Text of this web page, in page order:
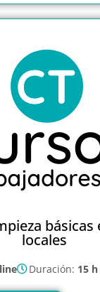
básicas
locales
Duración: 15 h